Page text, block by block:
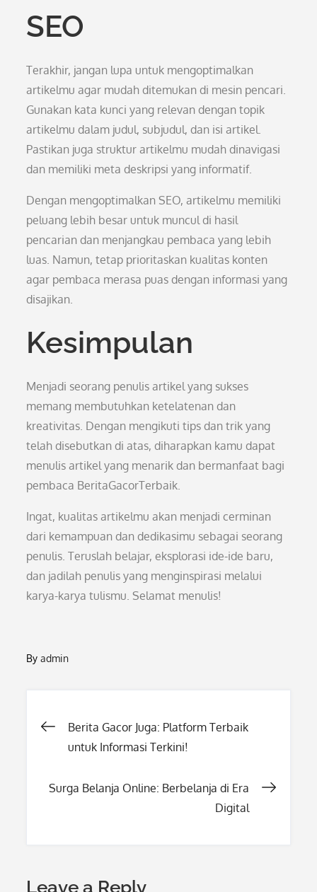
SEO
Terakhir, jangan lupa untuk mengoptimalkan
artikelmu agar mudah ditemukan di mesin pencari.
Gunakan kata kunci yang relevan dengan topik
artikelmu dalam judul, subjudul, dan isi artikel.
Pastikan juga struktur artikelmu mudah dinavigasi
dan memiliki meta deskripsi yang informatif.
Dengan mengoptimalkan SEO, artikelmu memiliki
peluang lebih besar untuk muncul di hasil
pencarian dan menjangkau pembaca yang lebih
luas. Namun, tetap prioritaskan kualitas konten
agar pembaca merasa puas dengan informasi yang
disajikan.
Kesimpulan
Menjadi seorang penulis artikel yang sukses
memang membutuhkan ketelatenan dan
kreativitas. Dengan mengikuti tips dan trik yang
telah disebutkan di atas, diharapkan kamu dapat
menulis artikel yang menarik dan bermanfaat bagi
pembaca BeritaGacorTerbaik.
Ingat, kualitas artikelmu akan menjadi cerminan
dari kemampuan dan dedikasimu sebagai seorang
penulis. Teruslah belajar, eksplorasi ide-ide baru,
dan jadilah penulis yang menginspirasi melalui
karya-karya tulismu. Selamat menulis!
Byadmin
PostBerita Gacor Juga: Platform Terbaik
untuk Informasi Terkini!
Surga Belanja Online: Berbelanja di Era
Digital
Leave a Reply